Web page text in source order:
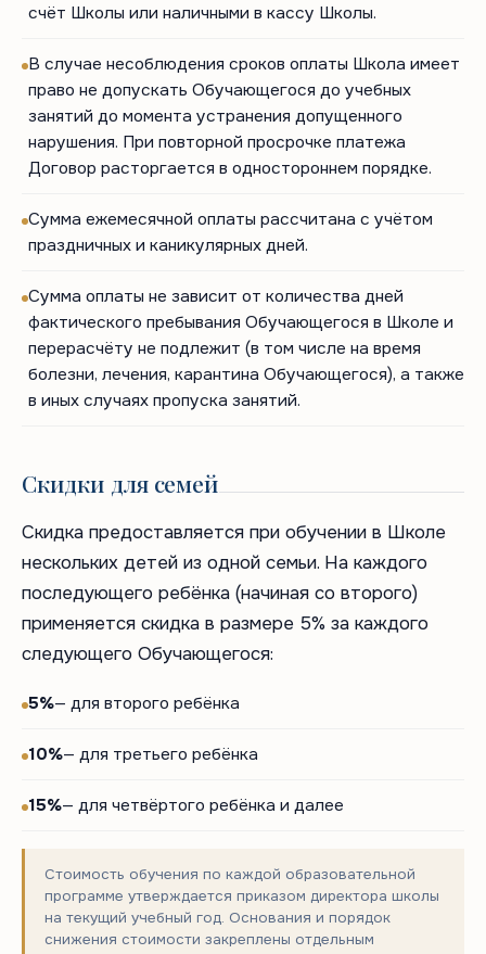
счёт Школы или наличными в кассу Школы.
В случае несоблюдения сроков оплаты Школа имеет
право не допускать Обучающегося до учебных
занятий до момента устранения допущенного
нарушения. При повторной просрочке платежа
Договор расторгается в одностороннем порядке.
Сумма ежемесячной оплаты рассчитана с учётом
праздничных и каникулярных дней.
Сумма оплаты не зависит от количества дней
фактического пребывания Обучающегося в Школе и
перерасчёту не подлежит (в том числе на время
болезни, лечения, карантина Обучающегося), а также
в иных случаях пропуска занятий.
Скидки для семей
Скидка предоставляется при обучении в Школе
нескольких детей из одной семьи. На каждого
последующего ребёнка (начиная со второго)
применяется скидка в размере 5% за каждого
следующего Обучающегося:
5%— для второго ребёнка
10%— для третьего ребёнка
15%— для четвёртого ребёнка и далее
Стоимость обучения по каждой образовательной
программе утверждается приказом директора школы
на текущий учебный год. Основания и порядок
снижения стоимости закреплены отдельным